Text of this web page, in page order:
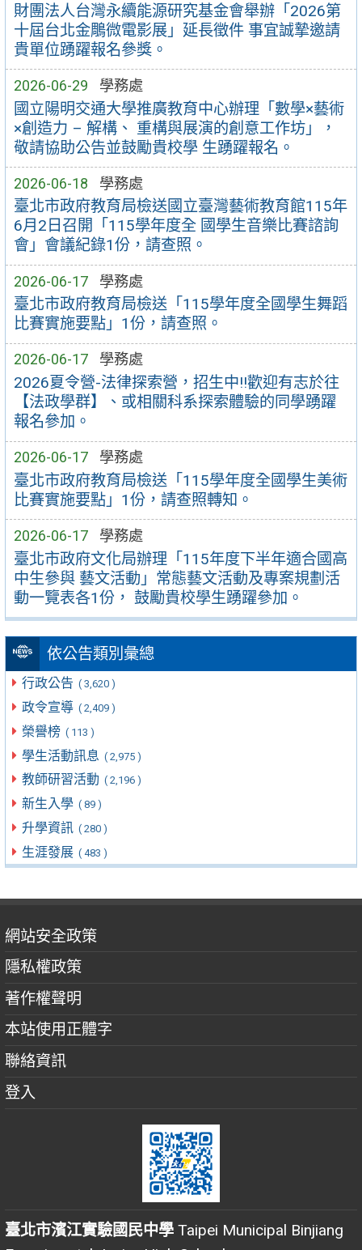
財團法人台灣永續能源研究基金會舉辦「2026第
十屆台北金鵰微電影展」延長徵件 事宜誠摯邀請
貴單位踴躍報名參獎。
2026-06-29 學務處
國立陽明交通大學推廣教育中心辦理「數學×藝術
×創造力 – 解構、 重構與展演的創意工作坊」，
敬請協助公告並鼓勵貴校學 生踴躍報名。
2026-06-18 學務處
臺北市政府教育局檢送國立臺灣藝術教育館115年
6月2日召開「115學年度全 國學生音樂比賽諮詢
會」會議紀錄1份，請查照。
2026-06-17 學務處
臺北市政府教育局檢送「115學年度全國學生舞蹈
比賽實施要點」1份，請查照。
2026-06-17 學務處
2026夏令營-法律探索營，招生中!!歡迎有志於往
【法政學群】、或相關科系探索體驗的同學踴躍
報名參加。
2026-06-17 學務處
臺北市政府教育局檢送「115學年度全國學生美術
比賽實施要點」1份，請查照轉知。
2026-06-17 學務處
臺北市政府文化局辦理「115年度下半年適合國高
中生參與 藝文活動」常態藝文活動及專案規劃活
動一覽表各1份， 鼓勵貴校學生踴躍參加。
依公告類別彙總
行政公告 ( 3,620 )
政令宣導 ( 2,409 )
榮譽榜 ( 113 )
學生活動訊息 ( 2,975 )
教師研習活動 ( 2,196 )
新生入學 ( 89 )
升學資訊 ( 280 )
生涯發展 ( 483 )
網站安全政策
隱私權政策
著作權聲明
本站使用正體字
聯絡資訊
登入
臺北市濱江實驗國民中學 Taipei Municipal Binjiang